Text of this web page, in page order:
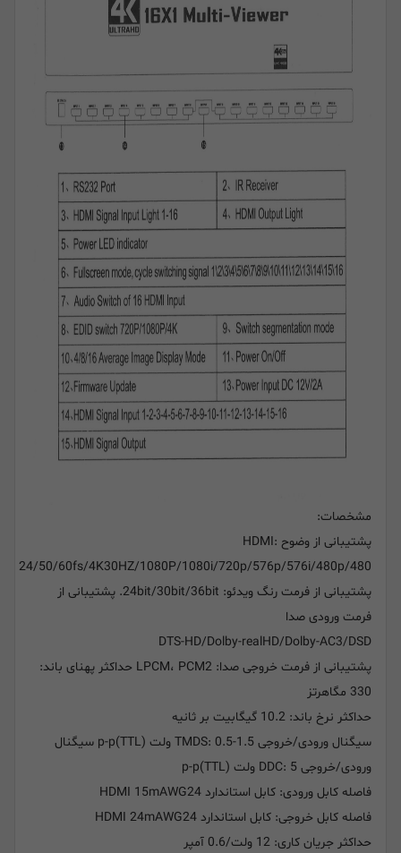
مشخصات:
پشتیبانی از وضوح HDMI:
24/50/60fs/4K30HZ/1080P/1080i/720p/576p/576i/480p/480
پشتیبانی از فرمت رنگ ویدئو: 24bit/30bit/36bit. پشتیبانی از
فرمت ورودی صدا
DTS-HD/Dolby-realHD/Dolby-AC3/DSD
پشتیبانی از فرمت خروجی صدا: LPCM، PCM2 حداکثر پهنای باند:
330 مگاهرتز
حداکثر نرخ باند: 10.2 گیگابیت بر ثانیه
سیگنال ورودی/خروجی TMDS: 0.5-1.5 ولت p-p(TTL) سیگنال
ورودی/خروجی DDC: 5 ولت p-p(TTL)
فاصله کابل ورودی: کابل استاندارد HDMI 15mAWG24
فاصله کابل خروجی: کابل استاندارد HDMI 24mAWG24
حداکثر جریان کاری: 12 ولت/0.6 آمپر